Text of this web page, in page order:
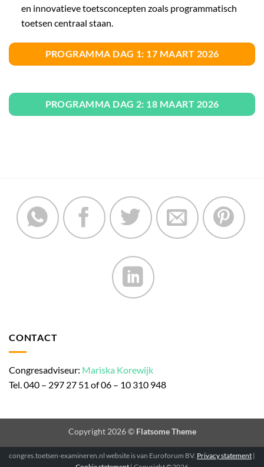
en innovatieve toetsconcepten zoals programmatisch
toetsen centraal staan.
PROGRAMMA DAG 1: 17 MAART 2026
PROGRAMMA DAG 2: 18 MAART 2026
CONTACT
Congresadviseur: Mariska Korewijk
Tel. 040 – 297 27 51 of 06 – 10 310 948
Copyright 2026 © Flatsome Theme
congres.toetsen-examineren.nl website is van Euroforum BV. Privacy statement |